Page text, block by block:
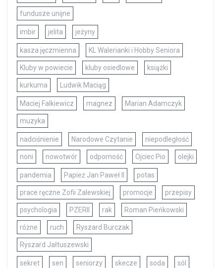
fundusze unijne
imbir jelita jeżyny
kasza jęczmienna KL Walerianki i Hobby Seniora
Kluby w powiecie kluby osiedlowe książki
kurkuma Ludwik Maciąg
Maciej Falkiewicz magnez Marian Adamczyk
muzyka
nadciśnienie Narodowe Czytanie niepodległość
noni nowotwór odporność Ojciec Pio olejki
pandemia Papież Jan Paweł II potas
prace ręczne Zofii Zalewskiej promocje przepisy
psychologia PZERII rak Roman Pieńkowski
różne ruch Ryszard Burczak
Ryszard Jałtuszewski
sekret sen seniorzy skecze soda sól